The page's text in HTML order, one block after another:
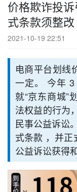
价格欺诈投
式条款须整改
2021-10-19 22:51
电商平台划线
一定。 今年
就“京东商城”
法权益的行为
民事公益诉讼
式条款 ，并
公益诉讼获得